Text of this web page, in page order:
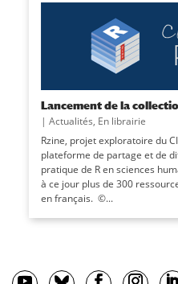
Lancement de la
| Actualités, En librairie
Rzine, projet exploratoire du
plateforme de partage et de
pratique de R en sciences
à ce jour plus de 300
en français. ©...